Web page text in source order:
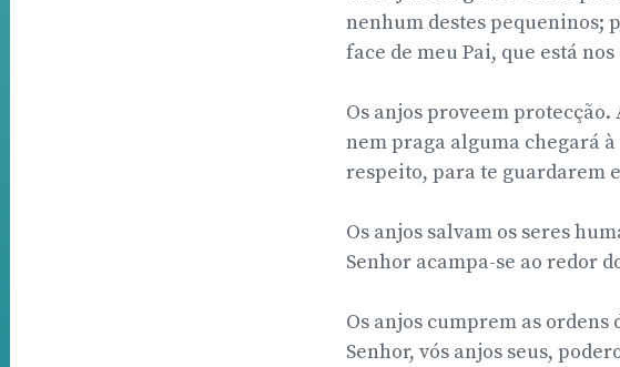
nenhum destes pequeninos;
face de meu Pai, que está nos
Os anjos proveem protecção.
nem praga alguma chegará
respeito, para te guardarem
Os anjos salvam os seres
Senhor acampa-se ao redor
Os anjos cumprem as ordens
Senhor, vós anjos seus,